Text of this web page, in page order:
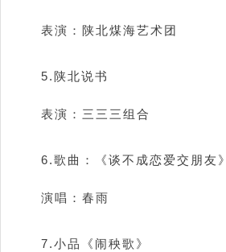
表演：陕北煤海艺术团
5.陕北说书
表演：三三三组合
6.歌曲：《谈不成恋爱交朋友》
演唱：春雨
7.小品《闹秧歌》